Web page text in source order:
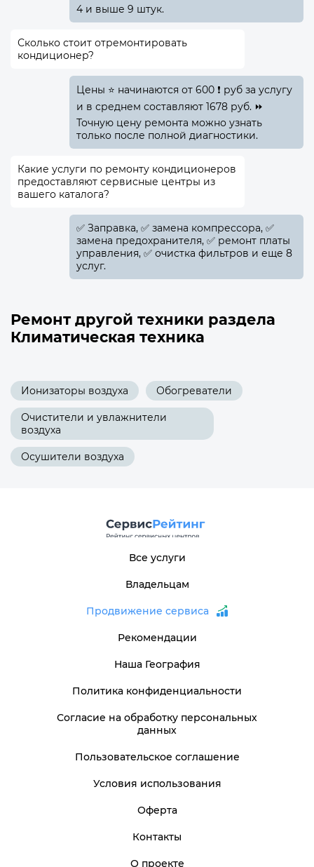
4 и выше 9 штук.
Сколько стоит отремонтировать
кондиционер?
Цены ⭐ начинаются от 600 ❗ руб за услугу
и в среднем составляют 1678 руб. ⏩
Точную цену ремонта можно узнать
только после полной диагностики.
Какие услуги по ремонту кондиционеров
предоставляют сервисные центры из
вашего каталога?
✅️ Заправка, ✅️ замена компрессора, ✅️
замена предохранителя, ✅️ ремонт платы
управления, ✅️ очистка фильтров и еще 8
услуг.
Ремонт другой техники раздела
Климатическая техника
Ионизаторы воздуха Обогреватели
Очистители и увлажнители
воздуха
Осушители воздуха
Все услуги
Владельцам
Продвижение сервиса
Рекомендации
Наша География
Политика конфиденциальности
Согласие на обработку персональных
данных
Пользовательское соглашение
Условия использования
Оферта
Контакты
О проекте